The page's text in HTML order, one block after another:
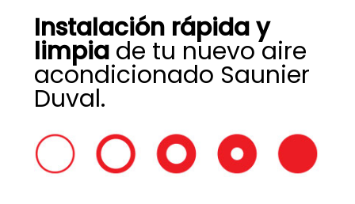
Instalación rápida y
limpiade tu nuevo aire
acondicionado Saunier
Duval.